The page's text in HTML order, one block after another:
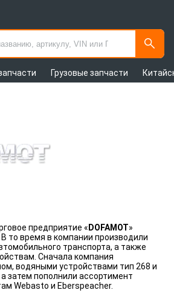
Грузовые запчасти
предприятие « DOFAMOT»
В то время в компании производили
транспорта, а также
Сначала компания
водяными устройствами тип 268 и
затем пополнили ассортимент
Webasto и Eberspeacher.